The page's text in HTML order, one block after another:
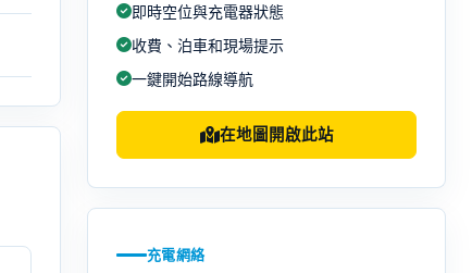
即時空位與充電器狀態
收費、泊車和現場提示
一鍵開始路線導航
在地圖開啟此站
充電網絡